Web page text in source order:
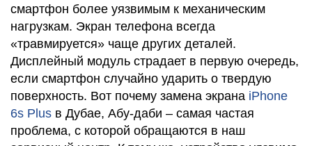
смартфон более уязвимым к механическим
нагрузкам. Экран телефона всегда
«травмируется» чаще других деталей.
Дисплейный модуль страдает в первую очередь,
если смартфон случайно ударить о твердую
поверхность. Вот почему замена экрана iPhone
6s Plus в Дубае, Абу-даби – самая частая
проблема, с которой обращаются в наш